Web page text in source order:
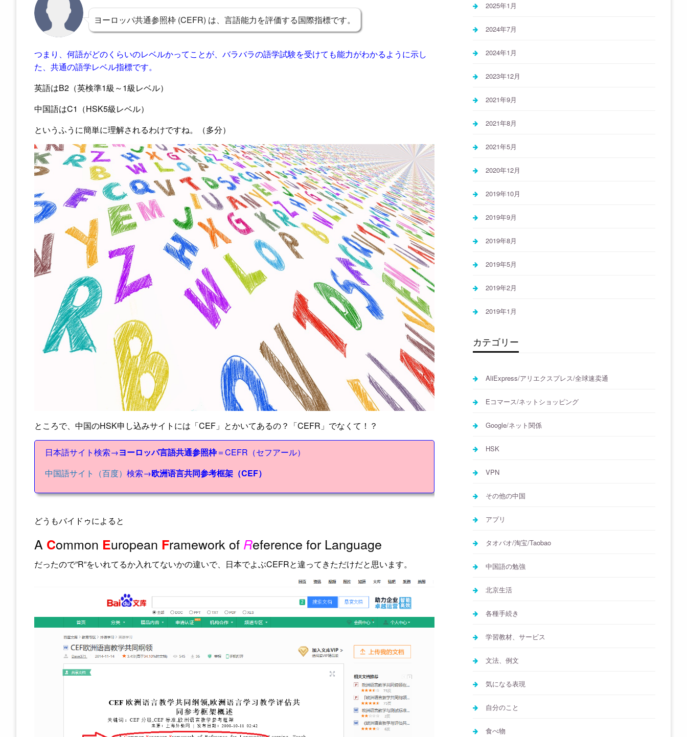
ヨーロッパ共通参照枠 (CEFR) は、言語能力を評価する国際指標です。
つまり、何語がどのくらいのレベルかってことが、バラバラの語学試験を受けても能力がわかるように示し
た、共通の語学レベル指標です。
英語はB2（英検準1級～1級レベル）
中国語はC1（HSK5級レベル）
というふうに簡単に理解されるわけですね。（多分）
ところで、中国のHSK申し込みサイトには「CEF」とかいてあるの？「CEFR」でなくて！？
日本語サイト検索→ヨーロッパ言語共通参照枠＝CEFR（セフアール）
中国語サイト（百度） 検索→欧洲语言共同参考框架（CEF）
どうもバイドゥによると
A Common European Framework of Reference for Language
だったので”R”をいれてるか入れてないかの違いで、日本でよぶCEFRと違ってきただけだと思います。
2025年1月
2024年7月
2024年1月
2023年12月
2021年9月
2021年8月
2021年5月
2020年12月
2019年10月
2019年9月
2019年8月
2019年5月
2019年2月
2019年1月
カテゴリー
AliExpress/アリエクスプレス/全球速卖通
Eコマース/ネットショッピング
Google/ネット関係
HSK
VPN
その他の中国
アプリ
タオバオ/淘宝/Taobao
中国語の勉強
北京生活
各種手続き
学習教材、サービス
文法、例文
気になる表現
自分のこと
食べ物